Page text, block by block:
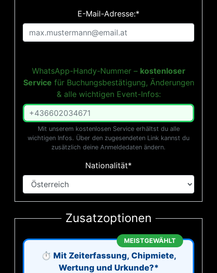
E-Mail-Adresse:*
WhatsApp-Handy-Nummer – kostenloser
Service für Buchungsbestätigung, Änderungen
& alle wichtigen Event-Infos:
Mit unserem kostenlosen Service erhältst du alle
wichtigen Infos. Über den zugesendeten Link kannst du
zusätzlich deine Anmeldedaten ändern.
Nationalität*
Zusatzoptionen
MEISTGEWÄHLT
⏱️ Mit Zeiterfassung, Chipmiete,
Wertung und Urkunde?*